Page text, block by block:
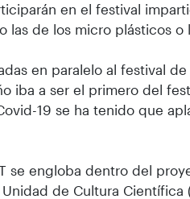
en el festival
las de los micro plásticos o
en paralelo al festival
iba a ser el primero del
19 se ha tenido que
se engloba dentro del
de Cultura Científica